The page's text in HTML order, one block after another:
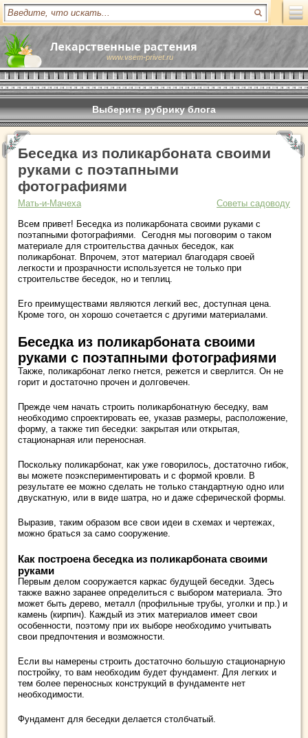
www.vsem-privet.ru
Выберите рубрику блога
Беседка из поликарбоната своими
руками с поэтапными
фотографиями
Мать-и-Мачеха
Советы садоводу
Всем привет! Беседка из поликарбоната своими руками с
поэтапными фотографиями. Сегодня мы поговорим о таком
материале для строительства дачных беседок, как
поликарбонат. Впрочем, этот материал благодаря своей
легкости и прозрачности используется не только при
строительстве беседок, но и теплиц.
Его преимуществами являются легкий вес, доступная цена.
Кроме того, он хорошо сочетается с другими материалами.
Беседка из поликарбоната своими
руками с поэтапными фотографиями
Также, поликарбонат легко гнется, режется и сверлится. Он не
горит и достаточно прочен и долговечен.
Прежде чем начать строить поликарбонатную беседку, вам
необходимо спроектировать ее, указав размеры, расположение,
форму, а также тип беседки: закрытая или открытая,
стационарная или переносная.
Поскольку поликарбонат, как уже говорилось, достаточно гибок,
вы можете поэкспериментировать и с формой кровли. В
результате ее можно сделать не только стандартную одно или
двускатную, или в виде шатра, но и даже сферической формы.
Выразив, таким образом все свои идеи в схемах и чертежах,
можно браться за само сооружение.
Как построена беседка из поликарбоната своими
руками
Первым делом сооружается каркас будущей беседки. Здесь
также важно заранее определиться с выбором материала. Это
может быть дерево, металл (профильные трубы, уголки и пр.) и
камень (кирпич). Каждый из этих материалов имеет свои
особенности, поэтому при их выборе необходимо учитывать
свои предпочтения и возможности.
Если вы намерены строить достаточно большую стационарную
постройку, то вам необходим будет фундамент. Для легких и
тем более переносных конструкций в фундаменте нет
необходимости.
Фундамент для беседки делается столбчатый.